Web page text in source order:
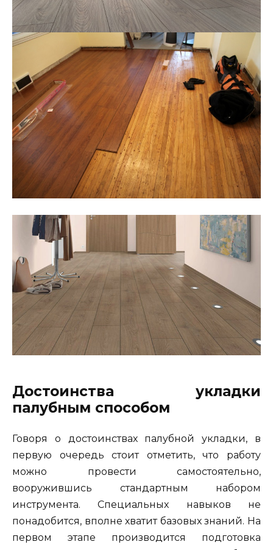
Достоинства укладки
палубным способом
Говоря о достоинствах палубной укладки, в
первую очередь стоит отметить, что работу
можно провести самостоятельно,
вооружившись стандартным набором
инструмента. Специальных навыков не
понадобится, вполне хватит базовых знаний. На
первом этапе производится подготовка